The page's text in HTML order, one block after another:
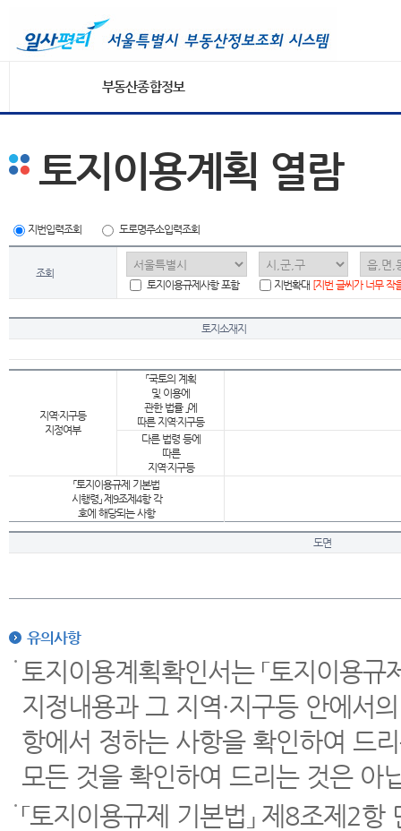
부동산종합정보
토지이용계획 열람
지번입력조회 도로명주소입력조회
조회
토지이용규제사항 포함
지번확대 [지번 글씨가 너무 작
토지소재지
지역·지구등
지정여부
「국토의 계획
및 이용에
관한 법률 」에
따른 지역·지구등
다른 법령 등에
따른
지역·지구등
「토지이용규제 기본법
시행령」 제9조제4항 각
호에 해당되는 사항
도면
유의사항
토지이용계획확인서는 「토지이용
지정내용과 그 지역·지구등 안에서
항에서 정하는 사항을 확인하여 드
모든 것을 확인하여 드리는 것은 아
「토지이용규제 기본법」 제8조제2